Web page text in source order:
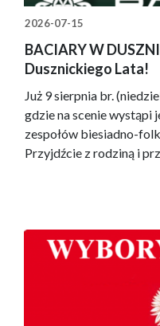
2026-07-15
BACIARY W
Dusznickiego Lata!
Już 9 sierpnia br.
gdzie na scenie wystąpi
zespołów biesiadno-
Przyjdźcie z rodziną i